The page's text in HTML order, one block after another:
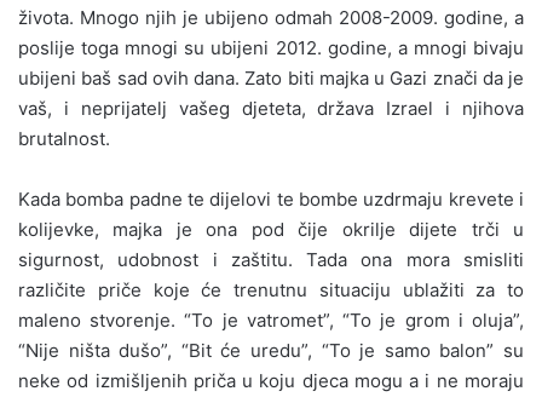
života. Mnogo njih je ubijeno odmah 2008-2009. godine, a
poslije toga mnogi su ubijeni 2012. godine, a mnogi bivaju
ubijeni baš sad ovih dana. Zato biti majka u Gazi znači da je
vaš, i neprijatelj vašeg djeteta, država Izrael i njihova
brutalnost.
Kada bomba padne te dijelovi te bombe uzdrmaju krevete i
kolijevke, majka je ona pod čije okrilje dijete trči u
sigurnost, udobnost i zaštitu. Tada ona mora smisliti
različite priče koje će trenutnu situaciju ublažiti za to
maleno stvorenje. “To je vatromet”, “To je grom i oluja”,
“Nije ništa dušo”, “Bit će uredu”, “To je samo balon” su
neke od izmišljenih priča u koju djeca mogu a i ne moraju